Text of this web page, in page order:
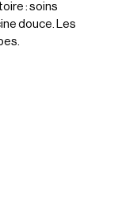
: soins
douce. Les